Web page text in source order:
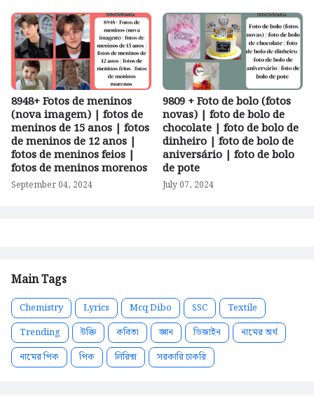
8948+ Fotos de meninos
(nova imagem) | fotos de
meninos de 15 anos | fotos
de meninos de 12 anos |
fotos de meninos feios |
fotos de meninos morenos
September 04, 2024
9809 + Foto de bolo (fotos
novas) | foto de bolo de
chocolate | foto de bolo de
dinheiro | foto de bolo de
aniversário | foto de bolo
de pote
July 07, 2024
Main Tags
Chemistry Lyrics Mcq Dibo SSC
Textile
Trending
উক্তি কবিতা জ্ঞান ডিজাইন
নামের অর্থ
নামের পিক
পিক লিরিক্স সরকারি চাকরি